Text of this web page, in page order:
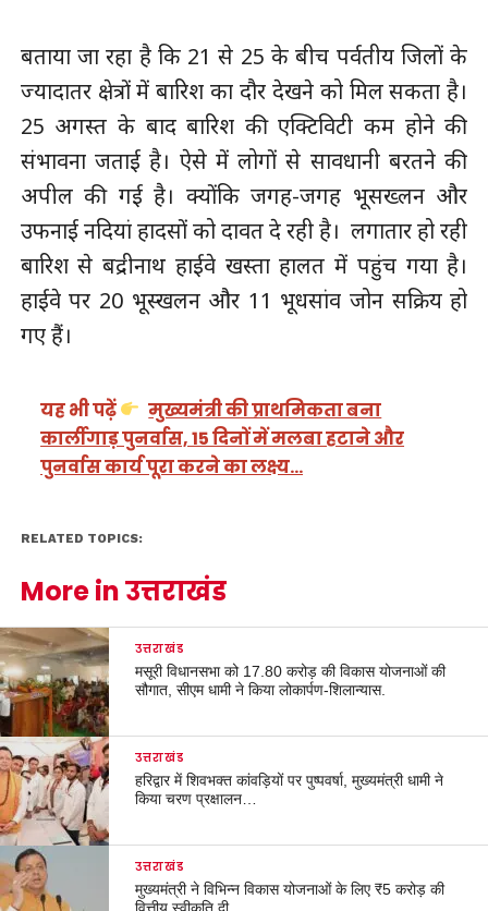
बताया जा रहा है कि 21 से 25 के बीच पर्वतीय जिलों के
ज्यादातर क्षेत्रों में बारिश का दौर देखने को मिल सकता है।
25 अगस्त के बाद बारिश की एक्टिविटी कम होने की
संभावना जताई है। ऐसे में लोगों से सावधानी बरतने की
अपील की गई है। क्योंकि जगह-जगह भूसख्लन और
उफनाई नदियां हादसों को दावत दे रही है। लगातार हो रही
बारिश से बद्रीनाथ हाईवे खस्ता हालत में पहुंच गया है।
हाईवे पर 20 भूस्खलन और 11 भूधसांव जोन सक्रिय हो
गए हैं।
यह भी पढ़ें
मुख्यमंत्री की प्राथमिकता बना
कार्लीगाड़ पुनर्वास, 15 दिनों में मलबा हटाने और
पुनर्वास कार्य पूरा करने का लक्ष्य…
RELATED TOPICS:
More in उत्तराखंड
उत्तराखंड
मसूरी विधानसभा को 17.80 करोड़ की विकास योजनाओं की
सौगात, सीएम धामी ने किया लोकार्पण-शिलान्यास.
उत्तराखंड
हरिद्वार में शिवभक्त कांवड़ियों पर पुष्पवर्षा, मुख्यमंत्री धामी ने
किया चरण प्रक्षालन…
उत्तराखंड
मुख्यमंत्री ने विभिन्न विकास योजनाओं के लिए ₹5 करोड़ की
वित्तीय स्वीकृति दी…